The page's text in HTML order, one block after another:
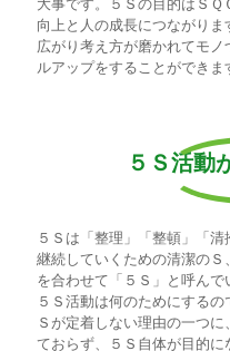
向上と人の成長につながり
広がり考え方が磨かれてモ
ルアップをすることができま
５Ｓ活動
５Ｓは「整理」「整頓」「
継続していくための清潔の
を合わせて「５Ｓ」と呼んで
５Ｓ活動は何のためにする
Ｓが定着しない理由の一つ
ておらず、５Ｓ自体が目的に